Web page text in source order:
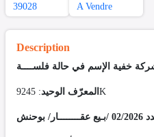
39028 A Vendre
Description
خفية الإسم في حالة فلســــة
المعرّف الوحيد : 9245K